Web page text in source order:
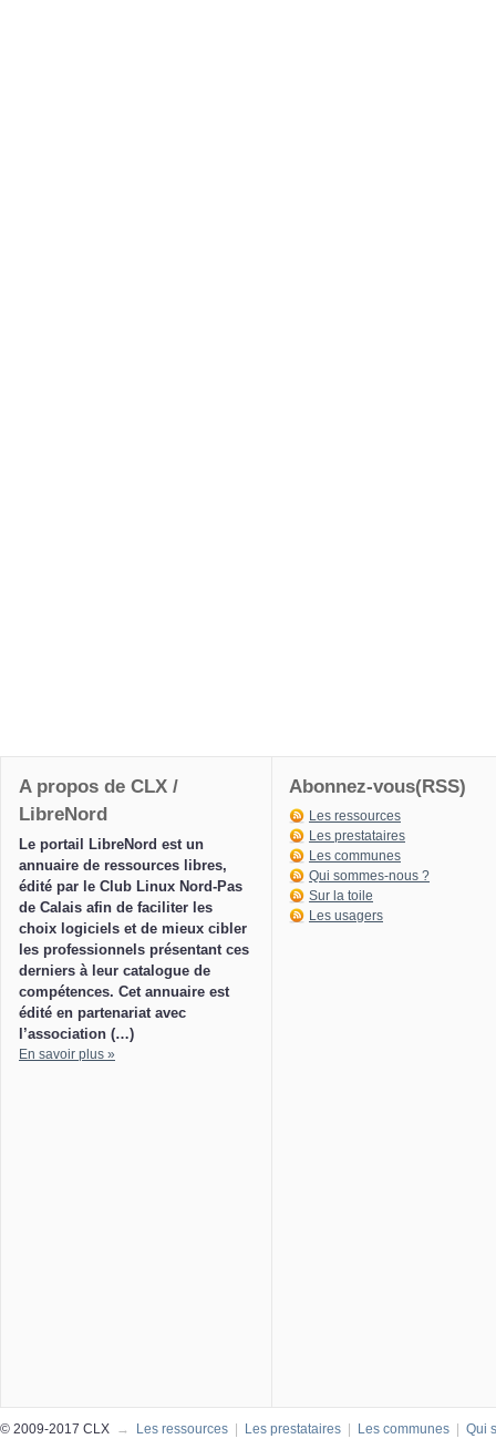
A propos de CLX /
LibreNord
Le portail LibreNord est un
annuaire de ressources libres,
édité par le Club Linux Nord-Pas
de Calais afin de faciliter les
choix logiciels et de mieux cibler
les professionnels présentant ces
derniers à leur catalogue de
compétences. Cet annuaire est
édité en partenariat avec
l’association (…)
En savoir plus »
Abonnez-vous(RSS)
Les ressources
Les prestataires
Les communes
Qui sommes-nous ?
Sur la toile
Les usagers
© 2009-2017 CLX → Les ressources Les prestataires Les communes Qui